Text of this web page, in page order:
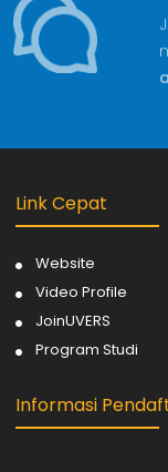
Link Cepat
Website
Video Profile
JoinUVERS
Program Studi
Informasi